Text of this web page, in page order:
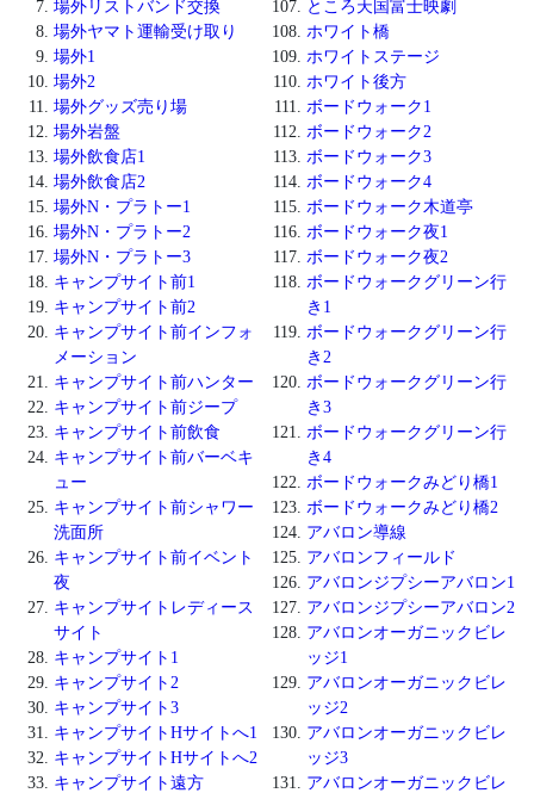
場外リストバンド交換
場外ヤマト運輸受け取り
場外1
場外2
場外グッズ売り場
場外岩盤
場外飲食店1
場外飲食店2
場外N・プラトー1
場外N・プラトー2
場外N・プラトー3
キャンプサイト前1
キャンプサイト前2
キャンプサイト前インフォ
メーション
キャンプサイト前ハンター
キャンプサイト前ジープ
キャンプサイト前飲食
キャンプサイト前バーベキ
ュー
キャンプサイト前シャワー
洗面所
キャンプサイト前イベント
夜
キャンプサイトレディース
サイト
キャンプサイト1
キャンプサイト2
キャンプサイト3
キャンプサイトHサイトへ1
キャンプサイトHサイトへ2
キャンプサイト遠方
ところ天国富士映劇
ホワイト橋
ホワイトステージ
ホワイト後方
ボードウォーク1
ボードウォーク2
ボードウォーク3
ボードウォーク4
ボードウォーク木道亭
ボードウォーク夜1
ボードウォーク夜2
ボードウォークグリーン行
き1
ボードウォークグリーン行
き2
ボードウォークグリーン行
き3
ボードウォークグリーン行
き4
ボードウォークみどり橋1
ボードウォークみどり橋2
アバロン導線
アバロンフィールド
アバロンジプシーアバロン1
アバロンジプシーアバロン2
アバロンオーガニックビレ
ッジ1
アバロンオーガニックビレ
ッジ2
アバロンオーガニックビレ
ッジ3
アバロンオーガニックビレ